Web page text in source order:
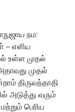
நம:
– எளிய
உள்ள முதல்
முதல்
திருவந்தாதி
அடுத்து வரும்
பெரிய